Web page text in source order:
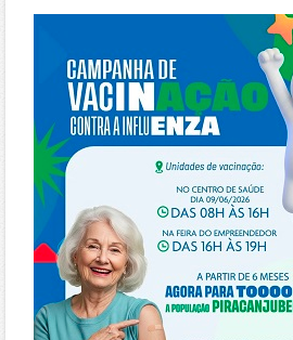
https://piracanjuba.go.gov.br/